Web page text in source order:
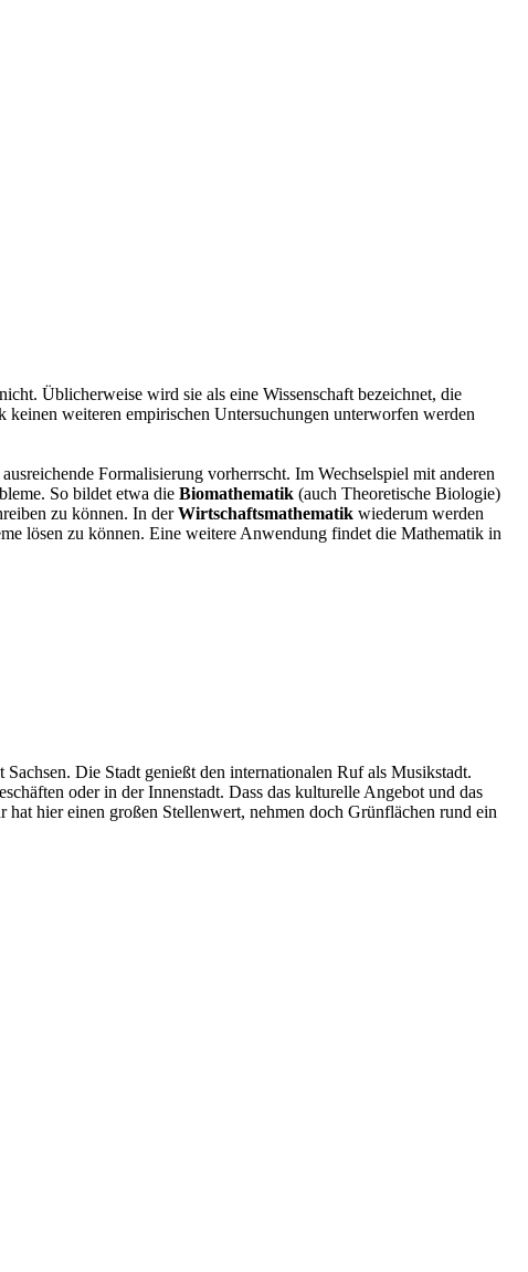
Üblicherweise wird sie als eine Wissenschaft bezeichnet, die
weiteren empirischen Untersuchungen unterworfen werden
Formalisierung vorherrscht. Im Wechselspiel mit anderen
So bildet etwa die Biomathematik (auch Theoretische Biologie)
zu können. In derWirtschaftsmathematik wiederum werden
lösen zu können. Eine weitere Anwendung findet die Mathematik in
Die Stadt genießt den internationalen Ruf als Musikstadt.
oder in der Innenstadt. Dass das kulturelle Angebot und das
hier einen großen Stellenwert, nehmen doch Grünflächen rund ein